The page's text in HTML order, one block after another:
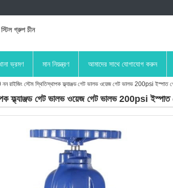
গ্রুপ চীন
ভ্রমণ মান নিয়ন্ত্রণ আমাদের সাথে যোগাযোগ করুন
রাইজিং স্টেম স্থিতিস্থাপক ফ্ল্যাঞ্জড গেট ভালভ ওয়েজ গেট ভালভ 200psi ইস্পাত
ফ্ল্যাঞ্জড গেট ভালভ ওয়েজ গেট ভালভ 200psi ইস্পাত